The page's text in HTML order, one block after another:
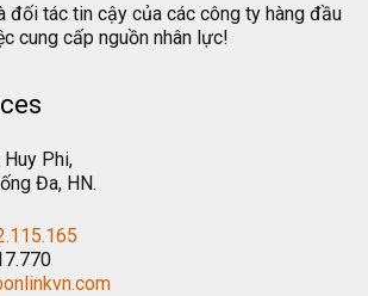
đối tác tin cậy của các công ty hàng đầu
cung cấp nguồn nhân lực!
Huy Phi,
Đa, HN.